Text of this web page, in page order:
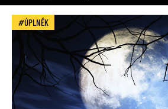
ÚPLNĚK